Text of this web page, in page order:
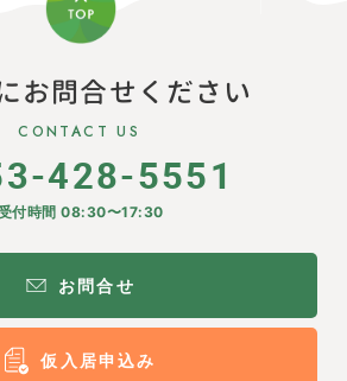
お問合せください
CONTACT US
428-5551
付時間 08:30〜17:30
お問合せ
仮入居申込み